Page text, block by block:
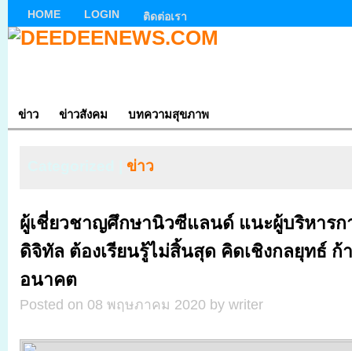
HOME LOGIN ติดต่อเรา
ข่าว ข่าวสังคม บทความสุขภาพ
ข่าว
ผู้เชี่ยวชาญศึกษานิวซีแลนด์ แนะผู้บริหารก
ดิจิทัล ต้องเรียนรู้ไม่สิ้นสุด คิดเชิงกลยุทธ์ ก้
อนาคต
Posted on 08 พฤษภาคม 2020 by writer